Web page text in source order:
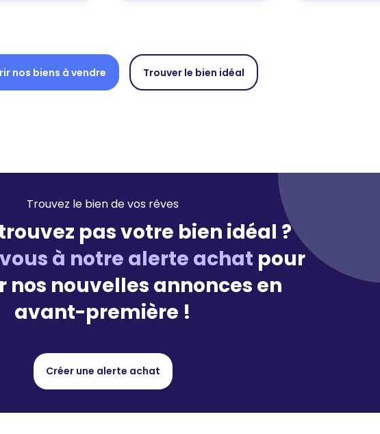
nos biens à vendre Trouver le bien idéal
Trouvez le bien de vos rêves
pas votre bien idéal ?
à notre alerte achat pour
nos nouvelles annonces en
avant-première !
Créer une alerte achat